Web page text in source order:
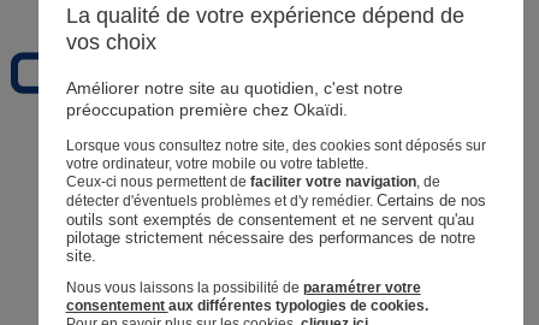
Naissance 0 - 12 mois
Aide et contact
Livraison
La qualité de votre expérience dépend de
vos choix
Améliorer notre site au quotidien, c'est notre
préoccupation première chez Okaïdi.
Lorsque vous consultez notre site, des cookies sont déposés sur
votre ordinateur, votre mobile ou votre tablette.
Ceux-ci nous permettent de faciliter votre navigation, de
détecter d'éventuels problèmes et d'y remédier. Certains de nos
outils sont exemptés de consentement et ne servent qu'au
pilotage strictement nécessaire des performances de notre
site.
Nous vous laissons la possibilité de paramétrer votre
consentement aux différentes typologies de cookies.